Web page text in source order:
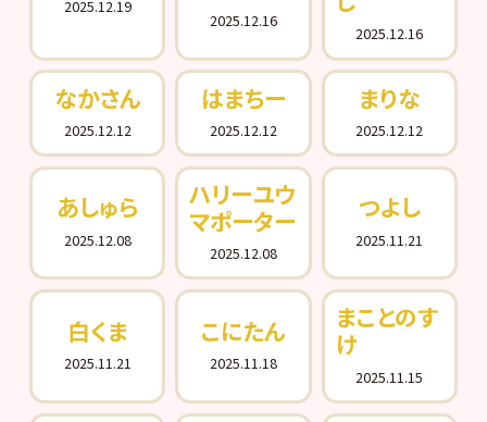
2025.12.19
2025.12.16
2025.12.16
なかさん
2025.12.12
はまちー
2025.12.12
まりな
2025.12.12
あしゅら
2025.12.08
ハリーユウ
マポーター
2025.12.08
つよし
2025.11.21
白くま
2025.11.21
こにたん
2025.11.18
まことのす
け
2025.11.15